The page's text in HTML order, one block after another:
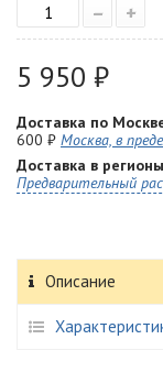
– +
5 950 ₽
Доставка по
600 ₽ Москва, в
Доставка в
Предварительный
Описание